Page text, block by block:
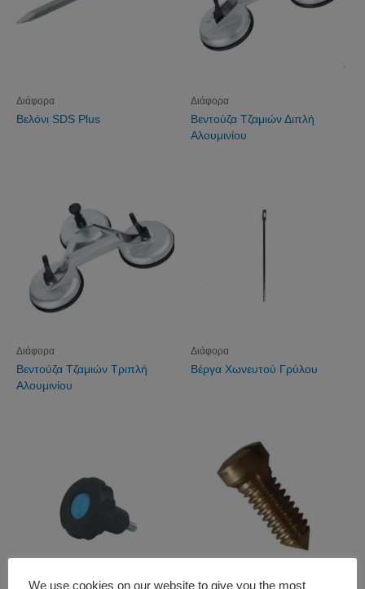
Διάφορα
Βελόνι SDS Plus
Διάφορα
Βεντούζα Τζαμιών Διπλή
Αλουμινίου
Διάφορα
Βεντούζα Τζαμιών Τριπλή
Αλουμινίου
Διάφορα
Βέργα Χωνευτού Γρύλου
We use cookies on our website to give you the most